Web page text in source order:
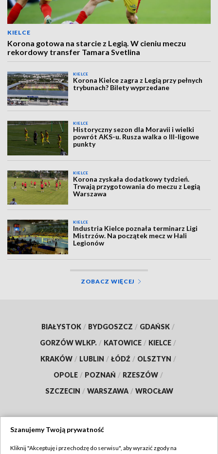
KIELCE
Korona gotowa na starcie z Legią. W cieniu meczu
rekordowy transfer Tamara Svetlina
KIELCE
Korona Kielce zagra z Legią przy pełnych
trybunach? Bilety wyprzedane
KIELCE
Historyczny sezon dla Moravii i wielki
powrót AKS-u. Rusza walka o III-ligowe
punkty
KIELCE
Korona zyskała dodatkowy tydzień.
Trwają przygotowania do meczu z Legią
Warszawa
KIELCE
Industria Kielce poznała terminarz Ligi
Mistrzów. Na początek mecz w Hali
Legionów
ZOBACZ WIĘCEJ
BIAŁYSTOK / BYDGOSZCZ / GDAŃSK /
GORZÓW WLKP. / KATOWICE / KIELCE /
KRAKÓW / LUBLIN / ŁÓDŹ / OLSZTYN /
OPOLE / POZNAŃ / RZESZÓW /
SZCZECIN / WARSZAWA / WROCŁAW
Szanujemy Twoją prywatność
Kliknij "Akceptuję i przechodzę do serwisu", aby wyrazić zgody na